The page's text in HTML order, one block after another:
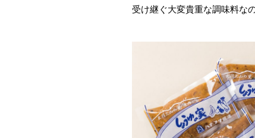
受け継ぐ大変貴重な調味料なの